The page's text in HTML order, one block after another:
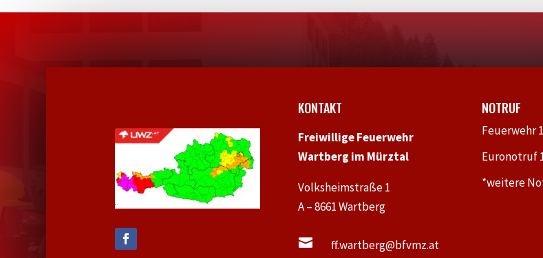
KONTAKT
Freiwillige Feuerwehr
Wartberg im Mürztal
Volksheimstraße 1
A – 8661 Wartberg
 ff.wartberg@bfvmz.at
NOTRUF
Feuerwehr
Euronotruf
*weitere